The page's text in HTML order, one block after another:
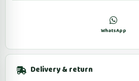
WhatsApp
Delivery & return